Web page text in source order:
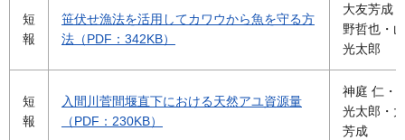
短
報
笹伏せ漁法を活用してカワウから魚を守る方
法（PDF：342KB）
大友芳成
野哲也・
光太郎
短
報
入間川菅間堰直下における天然アユ資源量
（PDF：230KB）
神庭 仁・
光太郎・
芳成